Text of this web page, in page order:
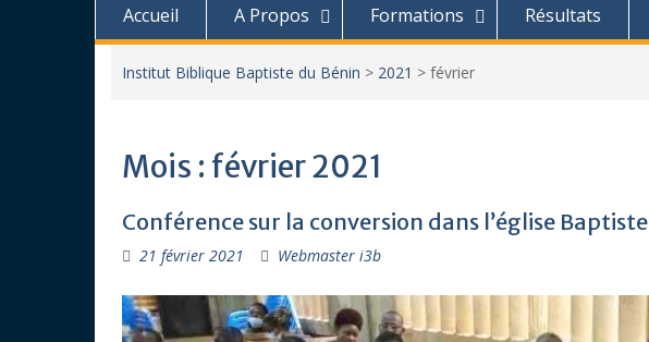
Accueil A Propos Formations Résultats
Institut Biblique Baptiste du Bénin > 2021 > février
Mois : février 2021
Conférence sur la conversion dans l’église Baptiste
21 février 2021 Webmaster i3b